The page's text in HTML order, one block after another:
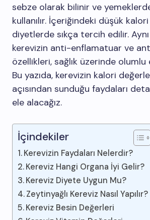
sebze olarak bilinir ve yemeklerde
kullanılır. İçeriğindeki düşük
diyetlerde sıkça tercih edilir.
kerevizin anti-enflamatuar ve
özellikleri, sağlık üzerinde
Bu yazıda, kerevizin kalori
açısından sunduğu faydaları
ele alacağız.
İçindekiler
Kerevizin Faydaları Nelerdir?
Kereviz Hangi Organa İyi Gelir?
Kereviz Diyete Uygun Mu?
Zeytinyağlı Kereviz Nasıl Yapılır?
Kereviz Besin Değerleri